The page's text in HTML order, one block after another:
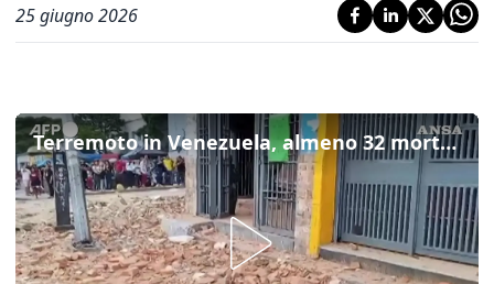
25 giugno 2026
Terremoto in Venezuela, almeno 32 morti e 700 feriti